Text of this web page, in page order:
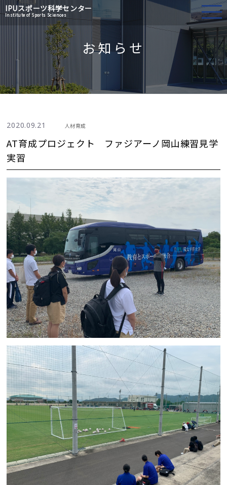
IPUスポーツ科学センター
Institute of Sports Sciences
お知らせ
2020.09.21 人材育成
AT育成プロジェクト ファジアーノ岡山練習見学
実習